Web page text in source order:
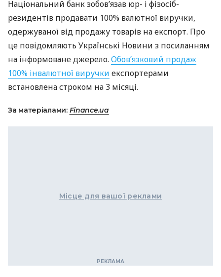
Національний банк зобов’язав юр- і фізосіб-
резидентів продавати 100% валютної виручки,
одержуваної від продажу товарів на експорт. Про
це повідомляють Українські Новини з посиланням
на інформоване джерело. Обов’язковий продаж
100% інвалютної виручки експортерами
встановлена строком на 3 місяці.
За матеріалами: Finance.ua
Місце для вашої реклами